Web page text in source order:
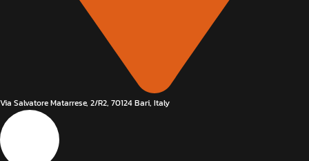
Via Salvatore Matarrese, 2/R2, 70124 Bari, Italy